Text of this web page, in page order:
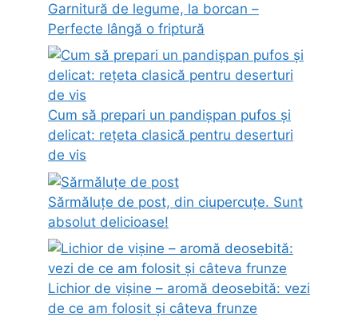
Garnitură de legume, la borcan –
Perfecte lângă o friptură
Cum să prepari un pandișpan pufos și
delicat: rețeta clasică pentru deserturi
de vis
Sărmăluțe de post, din ciupercuțe. Sunt
absolut delicioase!
Lichior de vișine – aromă deosebită: vezi
de ce am folosit și câteva frunze